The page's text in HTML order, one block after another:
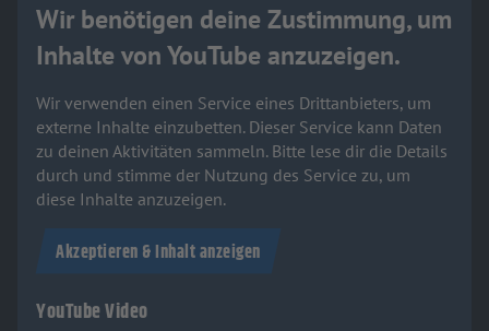
Wir benötigen deine Zustimmung, um
Inhalte von YouTube anzuzeigen.
Wir verwenden einen Service eines Drittanbieters, um
externe Inhalte einzubetten. Dieser Service kann Daten
zu deinen Aktivitäten sammeln. Bitte lese dir die Details
durch und stimme der Nutzung des Service zu, um
diese Inhalte anzuzeigen.
Akzeptieren & Inhalt anzeigen
YouTube Video